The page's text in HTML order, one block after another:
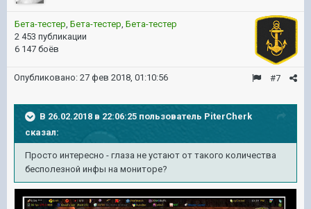
Бета-тестер, Бета-тестер, Бета-тестер
2 453 публикации
6 147 боёв
#7
Опубликовано: 27 фев 2018, 01:10:56
В 26.02.2018 в 22:06:25 пользователь PiterCherk
сказал:
Просто интересно - глаза не устают от такого количества
бесполезной инфы на мониторе?